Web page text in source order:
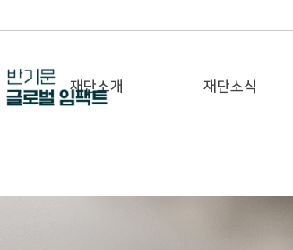
재단소개 재단소식